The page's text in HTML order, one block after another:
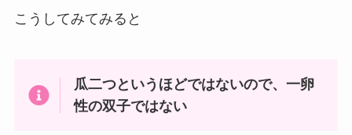
こうしてみてみると
瓜二つというほどではないので、一卵
性の双子ではない